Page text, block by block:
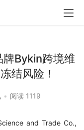
Bykin跨境维
结风险！
• 阅读 1119
and Trade Co.,